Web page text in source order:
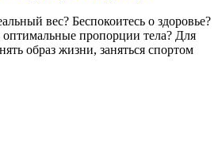
вес? Беспокоитесь о здоровье?
пропорции тела? Для
образ жизни, заняться спортом